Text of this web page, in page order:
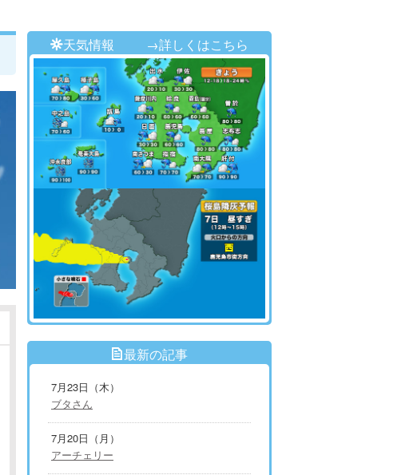
天気情報 →詳しくはこちら
最新の記事
7月23日（木）
ブタさん
7月20日（月）
アーチェリー